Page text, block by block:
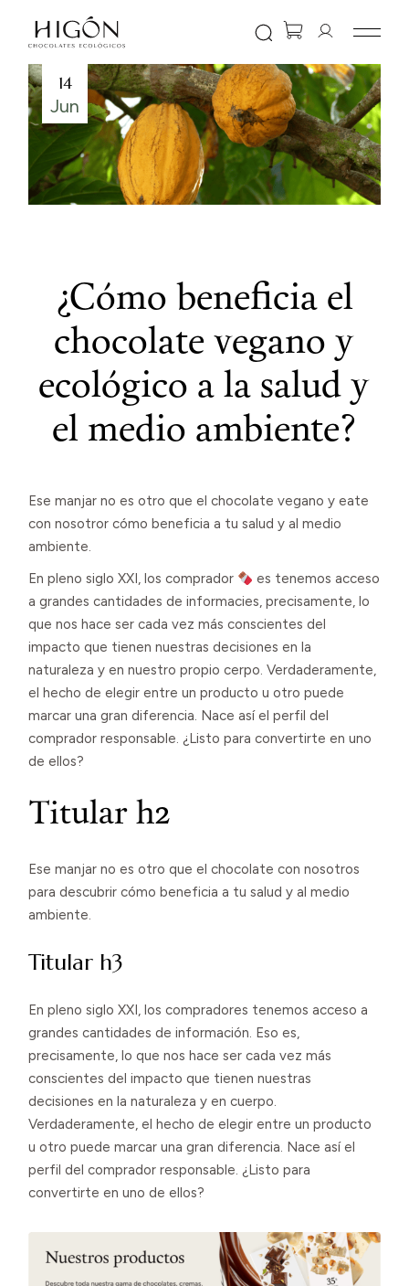
content
14
Jun
¿Cómo beneficia el
chocolate vegano y
ecológico a la salud y
el medio ambiente?
Ese manjar no es otro que el chocolate vegano y eate
con nosotror cómo beneficia a tu salud y al medio
ambiente.
En pleno siglo XXI, los comprador
es tenemos acceso
a grandes cantidades de informacies, precisamente, lo
que nos hace ser cada vez más conscientes del
impacto que tienen nuestras decisiones en la
naturaleza y en nuestro propio cerpo. Verdaderamente,
el hecho de elegir entre un producto u otro puede
marcar una gran diferencia. Nace así el perfil del
comprador responsable. ¿Listo para convertirte en uno
de ellos?
Titular h2
Ese manjar no es otro que el chocolate con nosotros
para descubrir cómo beneficia a tu salud y al medio
ambiente.
Titular h3
En pleno siglo XXI, los compradores tenemos acceso a
grandes cantidades de información. Eso es,
precisamente, lo que nos hace ser cada vez más
conscientes del impacto que tienen nuestras
decisiones en la naturaleza y en cuerpo.
Verdaderamente, el hecho de elegir entre un producto
u otro puede marcar una gran diferencia. Nace así el
perfil del comprador responsable. ¿Listo para
convertirte en uno de ellos?